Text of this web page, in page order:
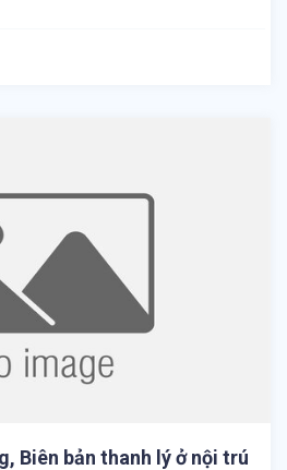
Biên bản thanh lý ở nội trú